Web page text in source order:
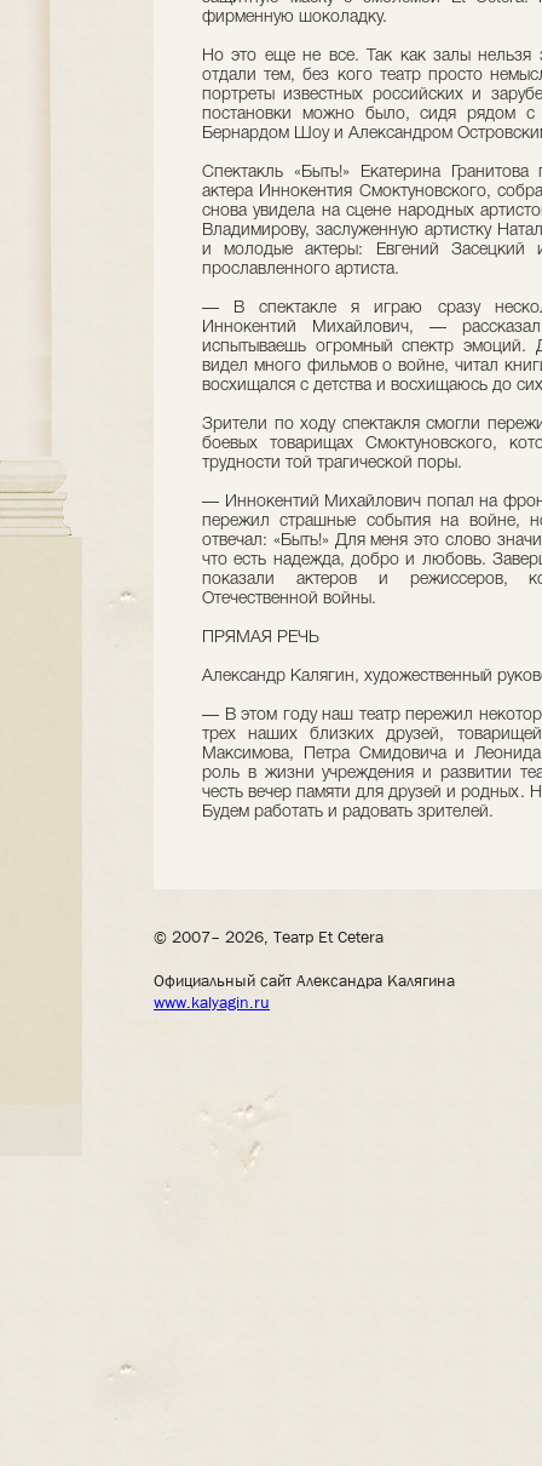
фирменную шоколадку.
Но это еще не все. Так как залы нельзя
отдали тем, без кого театр просто
портреты известных российских и
постановки можно было, сидя рядом с
Бернардом Шоу и Александром
Спектакль «Быть!» Екатерина
актера Иннокентия Смоктуновского,
снова увидела на сцене народных
Владимирову, заслуженную артистку
и молодые актеры: Евгений Засецкий
прославленного артиста.
— В спектакле я играю сразу
Иннокентий Михайлович, —
испытываешь огромный спектр
видел много фильмов о войне, читал
восхищался с детства и восхищаюсь до
Зрители по ходу спектакля смогли
боевых товарищах Смоктуновского,
трудности той трагической поры.
— Иннокентий Михайлович попал на
пережил страшные события на войне,
отвечал: «Быть!» Для меня это слово
что есть надежда, добро и любовь.
показали актеров и режиссеров,
Отечественной войны.
ПРЯМАЯ РЕЧЬ
Александр Калягин, художественный
— В этом году наш театр пережил
трех наших близких друзей,
Максимова, Петра Смидовича и
роль в жизни учреждения и развитии
честь вечер памяти для друзей и родных.
Будем работать и радовать зрителей.
© 2007– 2026, Театр Et Cetera
Официальный сайт Александра Калягина
www.kalyagin.ru